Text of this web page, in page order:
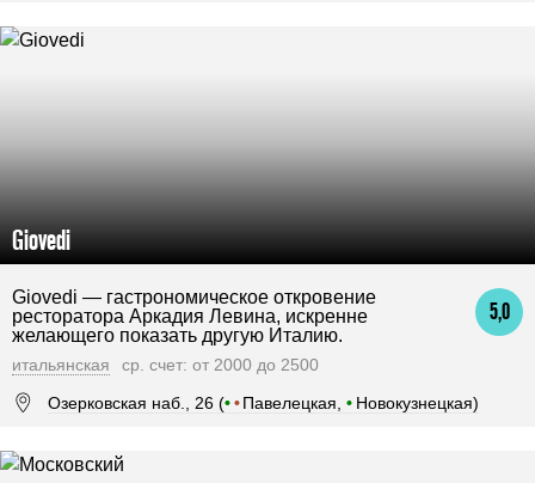
Giovedi
5,0
Giovedi — гастрономическое откровение
ресторатора Аркадия Левина, искренне
желающего показать другую Италию.
итальянская
ср. счет: от 2000 до 2500
Озерковская наб., 26 (•• Павелецкая, • Новокузнецкая)